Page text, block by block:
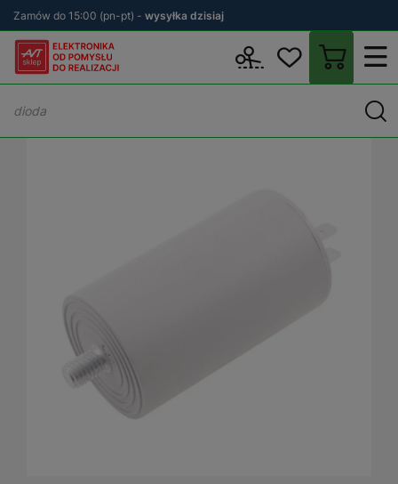
Zamów do 15:00 (pn-pt) - wysyłka dzisiaj
Kondensatory rozruchowe